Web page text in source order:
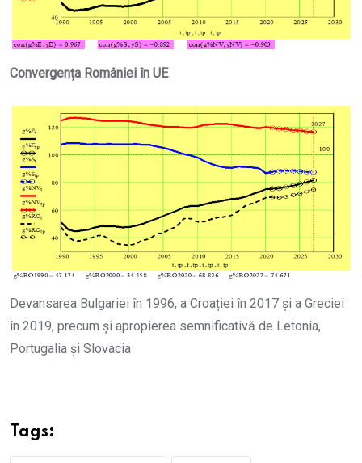
Convergența României în UE
Devansarea Bulgariei în 1996, a Croației în 2017 și a Greciei
în 2019, precum și apropierea semnificativă de Letonia,
Portugalia și Slovacia
Tags: